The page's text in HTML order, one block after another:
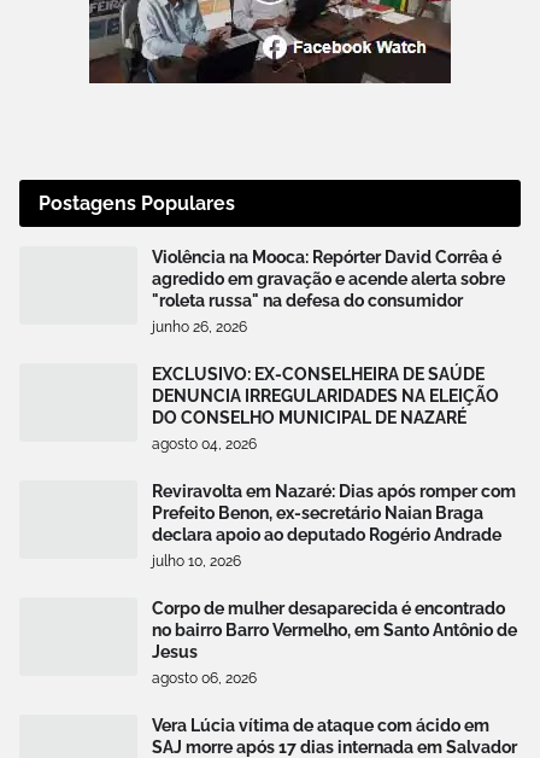
Postagens Populares
Violência na Mooca: Repórter David Corrêa é
agredido em gravação e acende alerta sobre
"roleta russa" na defesa do consumidor
junho 26, 2026
EXCLUSIVO: EX-CONSELHEIRA DE SAÚDE
DENUNCIA IRREGULARIDADES NA ELEIÇÃO
DO CONSELHO MUNICIPAL DE NAZARÉ
agosto 04, 2026
Reviravolta em Nazaré: Dias após romper com
Prefeito Benon, ex-secretário Naian Braga
declara apoio ao deputado Rogério Andrade
julho 10, 2026
Corpo de mulher desaparecida é encontrado
no bairro Barro Vermelho, em Santo Antônio de
Jesus
agosto 06, 2026
Vera Lúcia vítima de ataque com ácido em
SAJ morre após 17 dias internada em Salvador